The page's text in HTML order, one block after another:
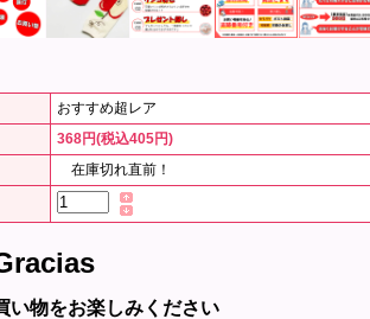
おすすめ超レア
368円(税込405円)
在庫切れ直前！
い物をお楽しみください